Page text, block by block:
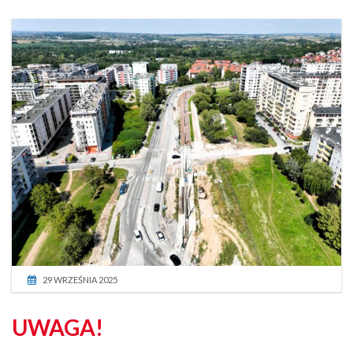
29 WRZEŚNIA 2025
UWAGA!